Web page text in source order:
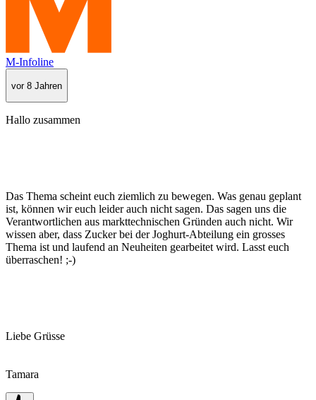
M-Infoline
vor 8 Jahren
Hallo zusammen
Das Thema scheint euch ziemlich zu bewegen. Was genau geplant
ist, können wir euch leider auch nicht sagen. Das sagen uns die
Verantwortlichen aus markttechnischen Gründen auch nicht. Wir
wissen aber, dass Zucker bei der Joghurt-Abteilung ein grosses
Thema ist und laufend an Neuheiten gearbeitet wird. Lasst euch
überraschen! ;-)
Liebe Grüsse
Tamara